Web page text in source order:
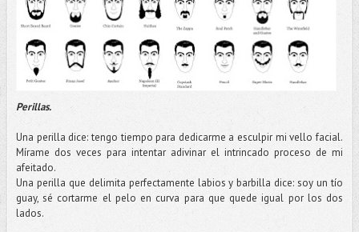
Perillas.
Una perilla dice: tengo tiempo para dedicarme a esculpir mi vello facial.
Mírame dos veces para intentar adivinar el intrincado proceso de mi
afeitado.
Una perilla que delimita perfectamente labios y barbilla dice: soy untío
guay, sé cortarme el pelo en curva para que quede igual por los dos
lados.